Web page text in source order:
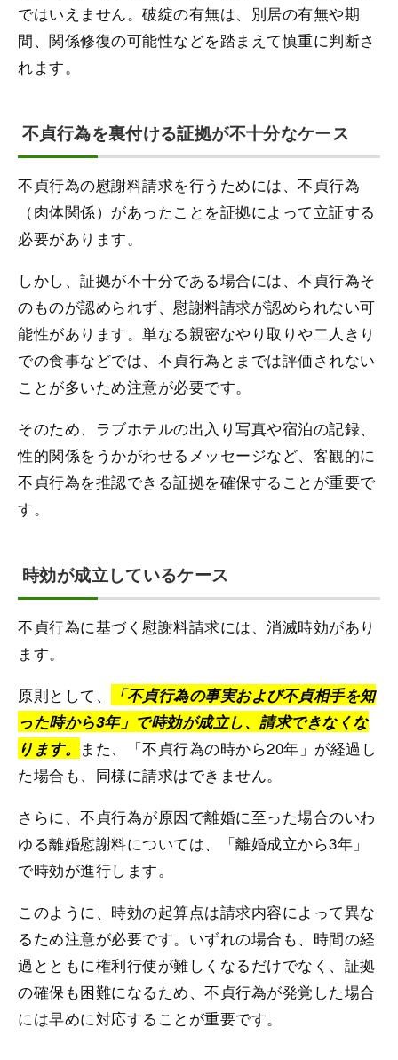
ではいえません。破綻の有無は、別居の有無や期
間、関係修復の可能性などを踏まえて慎重に判断さ
れます。
不貞行為を裏付ける証拠が不十分なケース
不貞行為の慰謝料請求を行うためには、不貞行為
（肉体関係）があったことを証拠によって立証する
必要があります。
しかし、証拠が不十分である場合には、不貞行為そ
のものが認められず、慰謝料請求が認められない可
能性があります。単なる親密なやり取りや二人きり
での食事などでは、不貞行為とまでは評価されない
ことが多いため注意が必要です。
そのため、ラブホテルの出入り写真や宿泊の記録、
性的関係をうかがわせるメッセージなど、客観的に
不貞行為を推認できる証拠を確保することが重要で
す。
時効が成立しているケース
不貞行為に基づく慰謝料請求には、消滅時効があり
ます。
原則として、
「不貞行為の事実および不貞相手を知
った時から3年」で時効が成立し、請求できなくな
ります。 また、「不貞行為の時から20年」が経過し
た場合も、同様に請求はできません。
さらに、不貞行為が原因で離婚に至った場合のいわ
ゆる離婚慰謝料については、「離婚成立から3年」
で時効が進行します。
このように、時効の起算点は請求内容によって異な
るため注意が必要です。いずれの場合も、時間の経
過とともに権利行使が難しくなるだけでなく、証拠
の確保も困難になるため、不貞行為が発覚した場合
には早めに対応することが重要です。